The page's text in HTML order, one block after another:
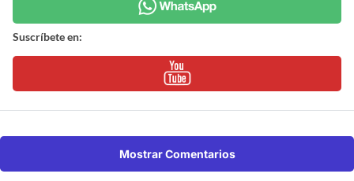
Suscríbete en:
Mostrar Comentarios